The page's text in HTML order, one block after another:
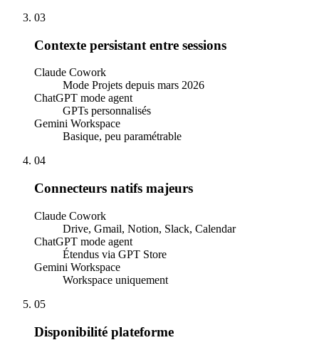
03
Contexte persistant entre sessions
Claude Cowork
Mode Projets depuis mars 2026
ChatGPT mode agent
GPTs personnalisés
Gemini Workspace
Basique, peu paramétrable
04
Connecteurs natifs majeurs
Claude Cowork
Drive, Gmail, Notion, Slack, Calendar
ChatGPT mode agent
Étendus via GPT Store
Gemini Workspace
Workspace uniquement
05
Disponibilité plateforme